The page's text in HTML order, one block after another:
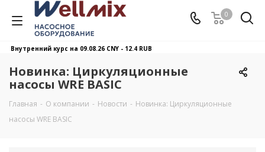
0
Внутренний курс на 09.08.26 CNY - 12.4 RUB
Новинка: Циркуляционные
насосы WRE BASIC
Главная - О компании - Новости - Новинка: Циркуляционные
насосы WRE BASIC